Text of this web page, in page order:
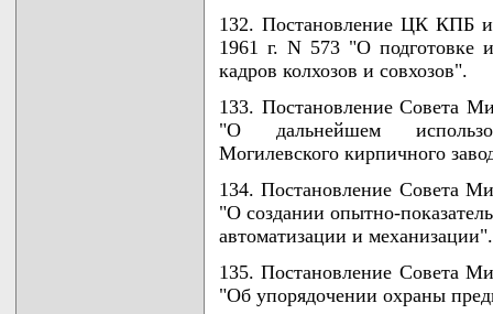
132. Постановление ЦК КПБ
1961 г. N 573 "О подготовке
кадров колхозов и совхозов".
133. Постановление Совета
"О дальнейшем
Могилевского кирпичного
134. Постановление Совета
"О создании опытно-
автоматизации и механизации".
135. Постановление Совета
"Об упорядочении охраны